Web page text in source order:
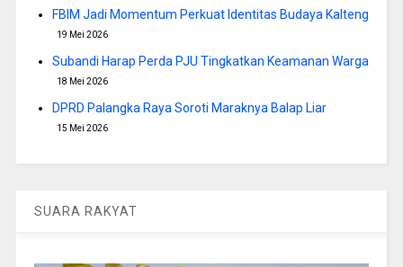
FBIM Jadi Momentum Perkuat Identitas Budaya Kalteng
19 Mei 2026
Subandi Harap Perda PJU Tingkatkan Keamanan Warga
18 Mei 2026
DPRD Palangka Raya Soroti Maraknya Balap Liar
15 Mei 2026
SUARA RAKYAT